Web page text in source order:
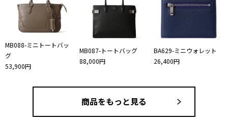
MB088-ミニトートバッ
グ
53,900円
MB087-トートバッグ
88,000円
BA629-ミニウォレット
26,400円
商品をもっと見る